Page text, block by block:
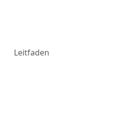
Leitfaden